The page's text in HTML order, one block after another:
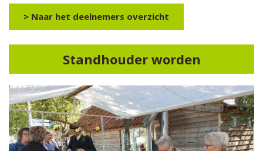
> Naar het deelnemers overzicht
Standhouder worden